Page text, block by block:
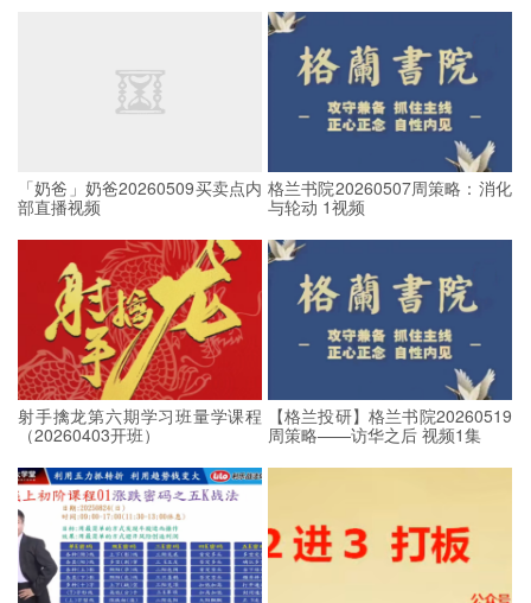
「奶爸」奶爸20260509买卖点内
部直播视频
格兰书院20260507周策略：消化
与轮动 1视频
射手擒龙第六期学习班量学课程
（20260403开班）
【格兰投研】格兰书院20260519
周策略——访华之后 视频1集